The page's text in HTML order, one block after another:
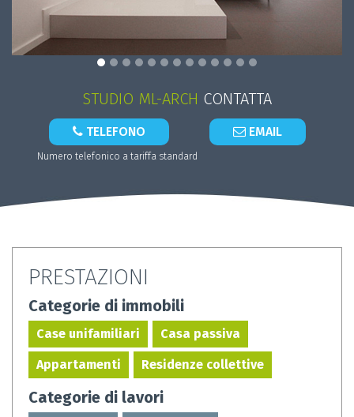
STUDIO ML-ARCH CONTATTA
TELEFONO
Numero telefonico a tariffa standard
EMAIL
PRESTAZIONI
Categorie di immobili
Case unifamiliari Casa passiva
Appartamenti Residenze collettive
Categorie di lavori